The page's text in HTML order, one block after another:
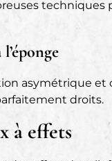
techniques
asymétrique et
droits.
à effets